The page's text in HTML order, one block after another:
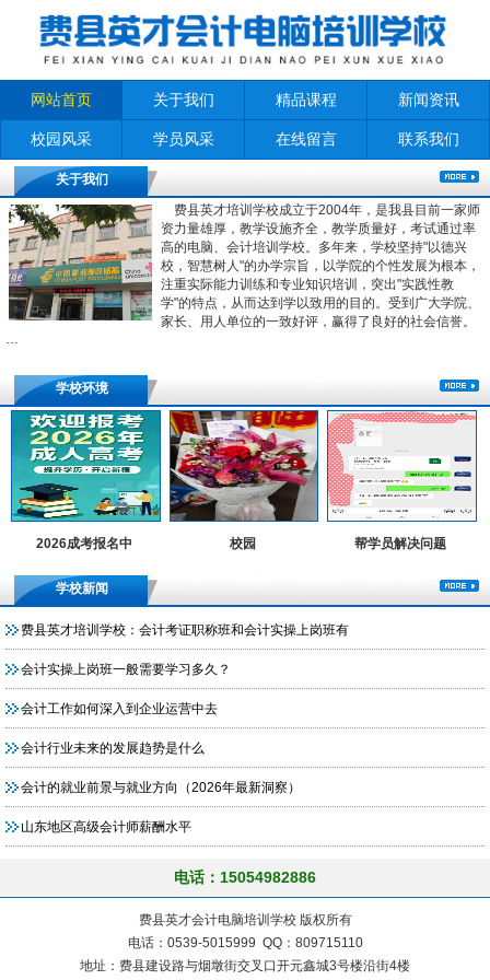
网站首页 关于我们 精品课程 新闻资讯
校园风采 学员风采 在线留言 联系我们
关于我们
费县英才培训学校成立于2004年，是我县目前一家师
资力量雄厚，教学设施齐全，教学质量好，考试通过率
高的电脑、会计培训学校。多年来，学校坚持"以德兴
校，智慧树人"的办学宗旨，以学院的个性发展为根本，
注重实际能力训练和专业知识培训，突出"实践性教
学"的特点，从而达到学以致用的目的。受到广大学院、
家长、用人单位的一致好评，赢得了良好的社会信誉。
…
学校环境
2026成考报名中 校园 帮学员解决问题
学校新闻
费县英才培训学校：会计考证职称班和会计实操上岗班有
会计实操上岗班一般需要学习多久？
会计工作如何深入到企业运营中去
会计行业未来的发展趋势是什么
会计的就业前景与就业方向（2026年最新洞察）
山东地区高级会计师薪酬水平
电话：15054982886
费县英才会计电脑培训学校 版权所有
电话：0539-5015999 QQ：809715110
地址：费县建设路与烟墩街交叉口开元鑫城3号楼沿街4楼